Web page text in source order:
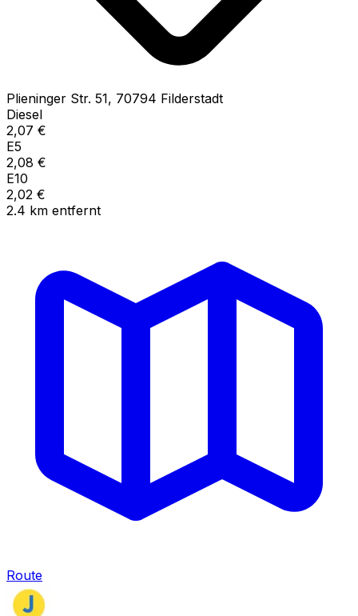
Plieninger Str. 51, 70794 Filderstadt
Diesel
2,07 €
E5
2,08 €
E10
2,02 €
2.4 km entfernt
Route